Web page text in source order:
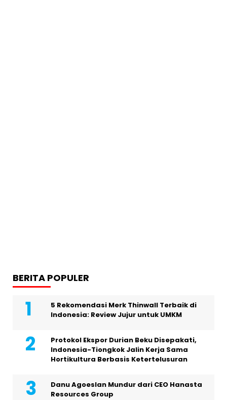
BERITA POPULER
5 Rekomendasi Merk Thinwall Terbaik di
Indonesia: Review Jujur untuk UMKM
Protokol Ekspor Durian Beku Disepakati,
Indonesia-Tiongkok Jalin Kerja Sama
Hortikultura Berbasis Ketertelusuran
Danu Agoeslan Mundur dari CEO Hanasta
Resources Group